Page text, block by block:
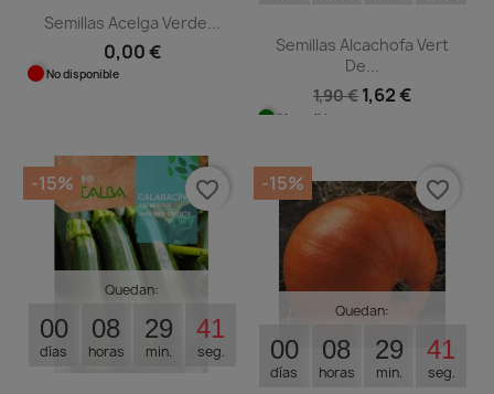
Semillas Acelga Verde...
0,00 €
No disponible
Semillas Alcachofa Vert
De...
1,90 € 1,62 €
Disponible
Quedan:
00
días
08
horas
29
min.
40
seg.
-15% favorite_border
Quedan:
00
días
08
horas
29
min.
40
seg.
-15% favorite_border